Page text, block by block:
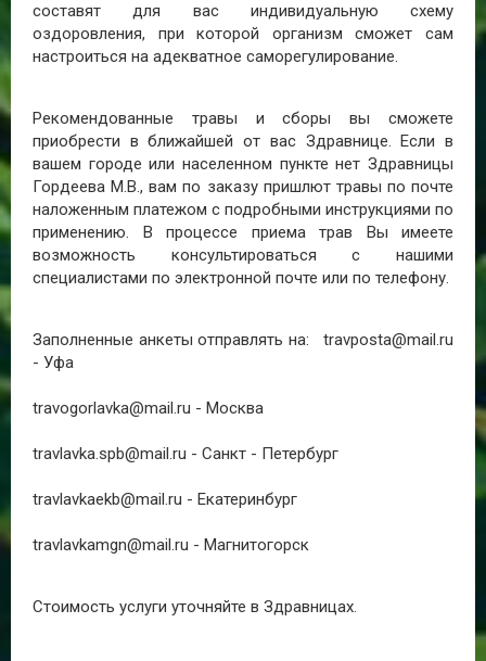
составят для вас индивидуальную схему
оздоровления, при которой организм сможет сам
настроиться на адекватное саморегулирование.
Рекомендованные травы и сборы вы сможете
приобрести в ближайшей от вас Здравнице. Если в
вашем городе или населенном пункте нет Здравницы
Гордеева М.В., вам по заказу пришлют травы по почте
наложенным платежом с подробными инструкциями по
применению. В процессе приема трав Вы имеете
возможность консультироваться с нашими
специалистами по электронной почте или по телефону.
Заполненные анкеты отправлять на: travposta@mail.ru
- Уфа
travogorlavka@mail.ru - Москва
travlavka.spb@mail.ru - Санкт - Петербург
travlavkaekb@mail.ru - Екатеринбург
travlavkamgn@mail.ru - Магнитогорск
Стоимость услуги уточняйте в Здравницах.